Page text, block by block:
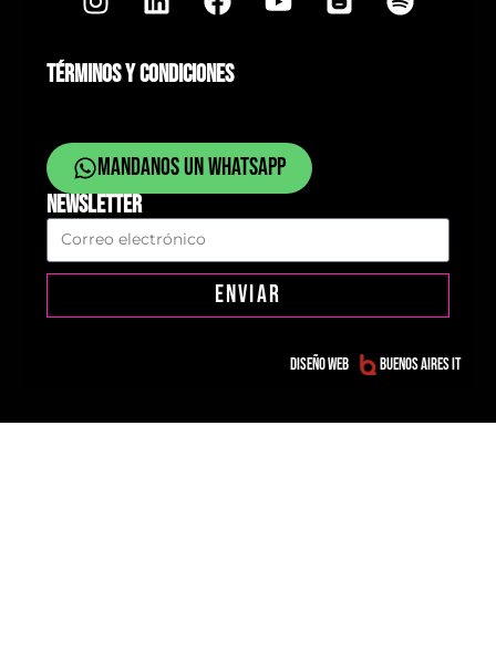
TÉRMINOS Y CONDICIONES
Mandanos un whatsapp
NEWSLETTER
ENVIAR
Diseño web Buenos Aires IT